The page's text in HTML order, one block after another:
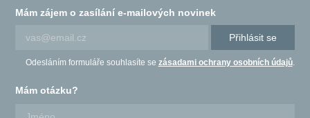
Mám zájem o zasílání e-mailových novinek
Přihlásit se
Odesláním formuláře souhlasíte se zásadami ochrany osobních údajů.
Mám otázku?